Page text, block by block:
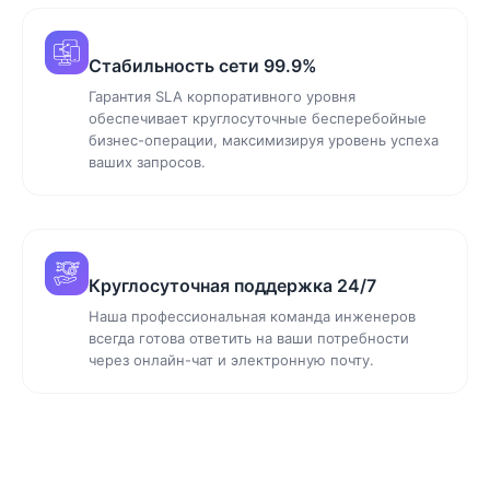
Стабильность сети 99.9%
Гарантия SLA корпоративного уровня
обеспечивает круглосуточные бесперебойные
бизнес-операции, максимизируя уровень успеха
ваших запросов.
Круглосуточная поддержка 24/7
Наша профессиональная команда инженеров
всегда готова ответить на ваши потребности
через онлайн-чат и электронную почту.